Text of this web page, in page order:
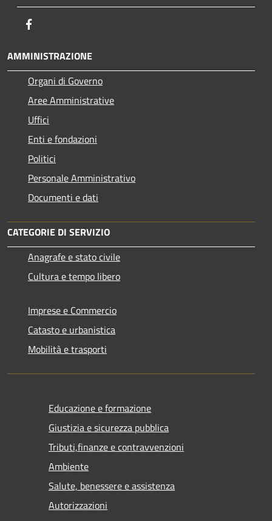
AMMINISTRAZIONE
Organi di Governo
Aree Amministrative
Uffici
Enti e fondazioni
Politici
Personale Amministrativo
Documenti e dati
CATEGORIE DI SERVIZIO
Anagrafe e stato civile
Cultura e tempo libero
Imprese e Commercio
Catasto e urbanistica
Mobilità e trasporti
Educazione e formazione
Giustizia e sicurezza pubblica
Tributi,finanze e contravvenzioni
Ambiente
Salute, benessere e assistenza
Autorizzazioni